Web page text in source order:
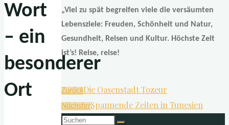
Wort
– ein
besonderer
Ort
„Viel zu spät begreifen viele die versäumten
Lebensziele: Freuden, Schönheit und Natur,
Gesundheit, Reisen und Kultur. Höchste Zeit
ist’s! Reise, reise!
ZurückDie Oasenstadt Tozeur
NächsterSpannende Zeiten in Tunesien
Suchen